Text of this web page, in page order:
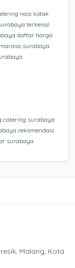
nasi kotak
terkenal
daftar harga
surabaya
catering surabaya
rekomendasi
surabaya
Malang, Kota